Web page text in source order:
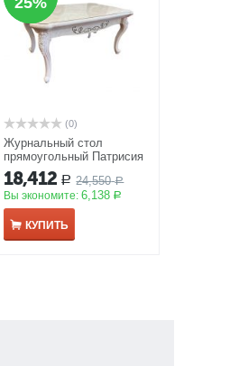
(0)
Журнальный стол
прямоугольный Патрисия
крем корень глянец
АКЦИЯ
18,412 Р 24,550 Р
Вы экономите:6,138 Р
КУПИТЬ